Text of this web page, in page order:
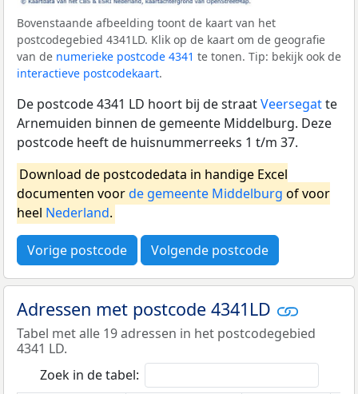
Bovenstaande afbeelding toont de kaart van het
postcodegebied 4341LD. Klik op de kaart om de geografie
van de numerieke postcode 4341 te tonen. Tip: bekijk ook de
interactieve postcodekaart.
De postcode 4341 LD hoort bij de straatVeersegatte
Arnemuiden binnen de gemeente Middelburg. Deze
postcode heeft de huisnummerreeks 1 t/m 37.
Download de postcodedata in handige Excel
documenten voorde gemeente Middelburg of voor
heel Nederland.
Vorige postcode Volgende postcode
Adressen met postcode 4341LD
Tabel met alle 19 adressen in het postcodegebied
4341 LD.
Zoek in de tabel: